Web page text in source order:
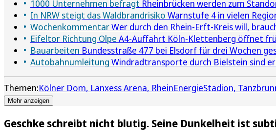
1000 Unternehmen befragt Rheinbrücken werden zum
In NRW steigt das Waldbrandrisiko Warnstufe 4 in vielen
WochenkommentarWer durch den Rhein-Erft-Kreis will,
Eifeltor Richtung Olpe A4-Auffahrt Köln-Klettenberg öffnet
Bauarbeiten Bundesstraße 477 bei Elsdorf für drei Wochen
Autobahnumleitung Windradtransporte durch Bielstein sind
Themen:Kölner Dom Lanxess Arena RheinEnergieStadion
Mehr anzeigen
Geschke schreibt nicht blutig. Seine Dunkelheit ist